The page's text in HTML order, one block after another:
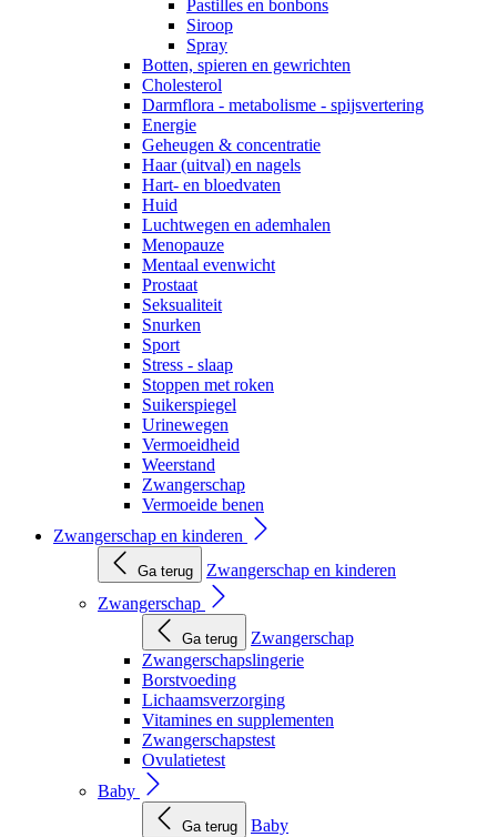
Pastilles en bonbons
Siroop
Spray
Botten, spieren en gewrichten
Cholesterol
Darmflora - metabolisme - spijsvertering
Energie
Geheugen & concentratie
Haar (uitval) en nagels
Hart- en bloedvaten
Huid
Luchtwegen en ademhalen
Menopauze
Mentaal evenwicht
Prostaat
Seksualiteit
Snurken
Sport
Stress - slaap
Stoppen met roken
Suikerspiegel
Urinewegen
Vermoeidheid
Weerstand
Zwangerschap
Vermoeide benen
Zwangerschap en kinderen
Ga terug
Zwangerschap en kinderen
Zwangerschap
Ga terug
Zwangerschap
Zwangerschapslingerie
Borstvoeding
Lichaamsverzorging
Vitamines en supplementen
Zwangerschapstest
Ovulatietest
Baby
Ga terug
Baby